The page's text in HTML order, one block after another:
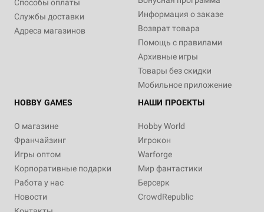
Способы оплаты
Службы доставки
Адреса магазинов
Информация о заказе
Возврат товара
Помощь с правилами
Архивные игры
Товары без скидки
Мобильное приложение
HOBBY GAMES
О магазине
Франчайзинг
Игры оптом
Корпоративные подарки
Работа у нас
Новости
НАШИ ПРОЕКТЫ
Hobby World
Игрокон
Warforge
Мир фантастики
Берсерк
CrowdRepublic